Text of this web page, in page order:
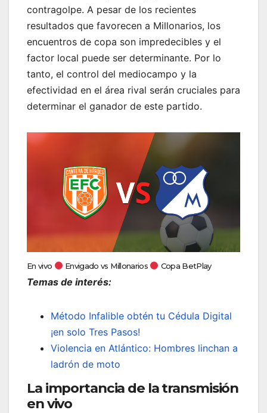
contragolpe. A pesar de los recientes
resultados que favorecen a Millonarios, los
encuentros de copa son impredecibles y el
factor local puede ser determinante. Por lo
tanto, el control del mediocampo y la
efectividad en el área rival serán cruciales para
determinar el ganador de este partido.
En vivo Envigado vs Millonarios Copa BetPlay
Temas de interés:
Método Infalible obtén tu Cédula Digital
¡en solo Tres Pasos!
Violencia en Atlántico: Hombres linchan a
ladrón de moto
La importancia de la transmisión
en vivo